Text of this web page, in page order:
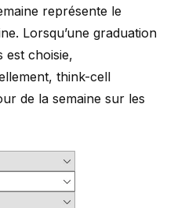
représente le
Lorsqu’une graduation
est choisie,
think-cell
de la semaine sur les